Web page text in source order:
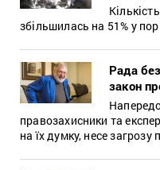
збільшилась на 51% у
Рада
закон
правозахисники та
на їх думку, несе